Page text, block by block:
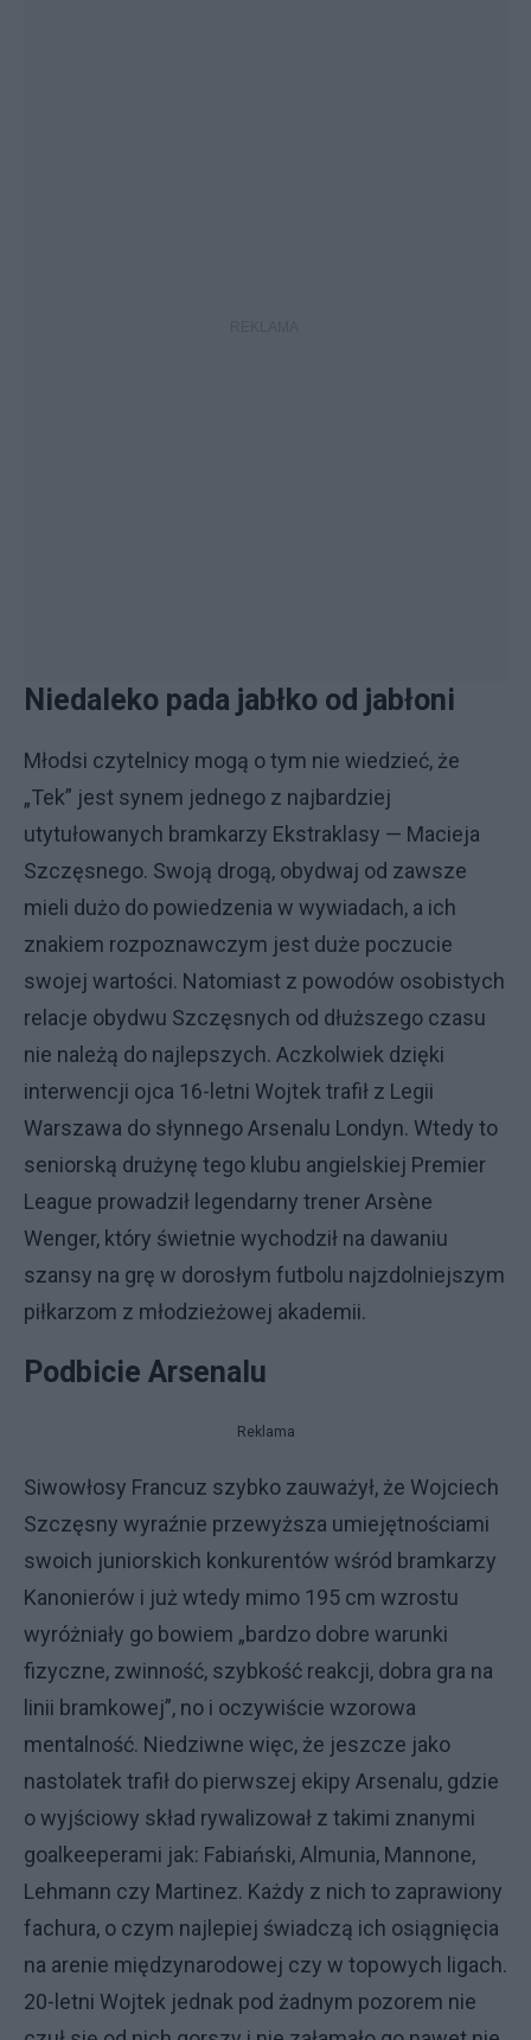
Niedaleko pada jabłko od jabłoni
Młodsi czytelnicy mogą o tym nie wiedzieć, że
„Tek” jest synem jednego z najbardziej
utytułowanych bramkarzy Ekstraklasy — Macieja
Szczęsnego. Swoją drogą, obydwaj od zawsze
mieli dużo do powiedzenia w wywiadach, a ich
znakiem rozpoznawczym jest duże poczucie
swojej wartości. Natomiast z powodów osobistych
relacje obydwu Szczęsnych od dłuższego czasu
nie należą do najlepszych. Aczkolwiek dzięki
interwencji ojca 16-letni Wojtek trafił z Legii
Warszawa do słynnego Arsenalu Londyn. Wtedy to
seniorską drużynę tego klubu angielskiej Premier
League prowadził legendarny trener Arsène
Wenger, który świetnie wychodził na dawaniu
szansy na grę w dorosłym futbolu najzdolniejszym
piłkarzom z młodzieżowej akademii.
Podbicie Arsenalu
Reklama
Siwowłosy Francuz szybko zauważył, że Wojciech
Szczęsny wyraźnie przewyższa umiejętnościami
swoich juniorskich konkurentów wśród bramkarzy
Kanonierów i już wtedy mimo 195 cm wzrostu
wyróżniały go bowiem „bardzo dobre warunki
fizyczne, zwinność, szybkość reakcji, dobra gra na
linii bramkowej”, no i oczywiście wzorowa
mentalność. Niedziwne więc, że jeszcze jako
nastolatek trafił do pierwszej ekipy Arsenalu, gdzie
o wyjściowy skład rywalizował z takimi znanymi
goalkeeperami jak: Fabiański, Almunia, Mannone,
Lehmann czy Martinez. Każdy z nich to zaprawiony
fachura, o czym najlepiej świadczą ich osiągnięcia
na arenie międzynarodowej czy w topowych ligach.
20-letni Wojtek jednak pod żadnym pozorem nie